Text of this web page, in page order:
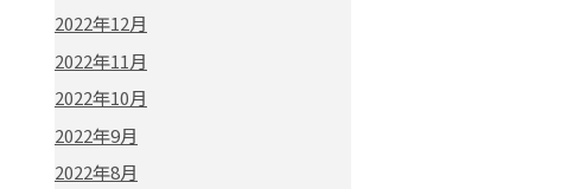
2022年12月
2022年11月
2022年10月
2022年9月
2022年8月